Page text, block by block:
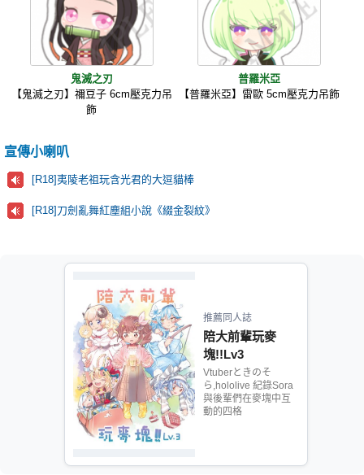
鬼滅之刃
【鬼滅之刃】禰豆子 6cm壓克力吊
飾
普羅米亞
【普羅米亞】雷歐 5cm壓克力吊飾
宣傳小喇叭
[R18]夷陵老祖玩含光君的大逗貓棒
[R18]刀劍亂舞紅塵組小說《綴金裂紋》
推薦同人誌
陪大前輩玩麥
塊!!Lv3
Vtuberときのそ
ら,hololive 紀錄Sora
與後輩們在麥塊中互
動的四格